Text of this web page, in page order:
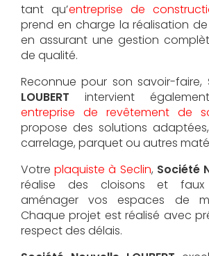
tant qu’entreprise de
prend en charge la réalisation
en assurant une gestion
de qualité.
Reconnue pour son savoir-faire,
LOUBERT intervient
entreprise de revêtement de
propose des solutions adaptées,
carrelage, parquet ou autres
Votreplaquiste à Seclin, Société
réalise des cloisons et
aménager vos espaces de
Chaque projet est réalisé avec
respect des délais.